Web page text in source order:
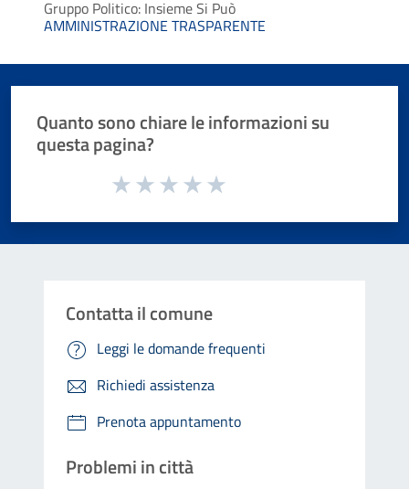
Gruppo Politico: Insieme Si Può
AMMINISTRAZIONE TRASPARENTE
Quanto sono chiare le informazioni su
questa pagina?
Valuta da 1 a 5 stelle la pagina
Contatta il comune
Leggi le domande frequenti
Richiedi assistenza
Prenota appuntamento
Problemi in città